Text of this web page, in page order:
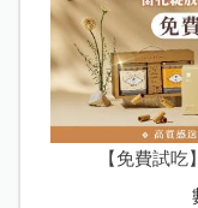
【免費試